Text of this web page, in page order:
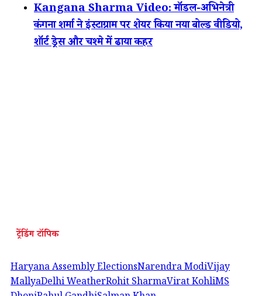
Kangana Sharma Video: मॉडल-अभिनेत्री
कंगना शर्मा ने इंस्टाग्राम पर शेयर किया नया बोल्ड वीडियो,
शॉर्ट ड्रेस और चश्मे में ढाया कहर
ट्रेंडिंग टॉपिक
Haryana Assembly ElectionsNarendra ModiVijay
MallyaDelhi WeatherRohit SharmaVirat KohliMS